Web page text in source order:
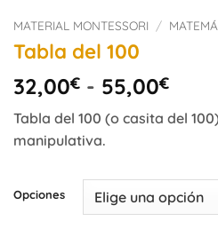
MATERIAL MONTESSORI /
Tabla del 100
32,00€ - 55,00€
de
hasta
Tabla del 100 (o casita del
manipulativa.
Opciones